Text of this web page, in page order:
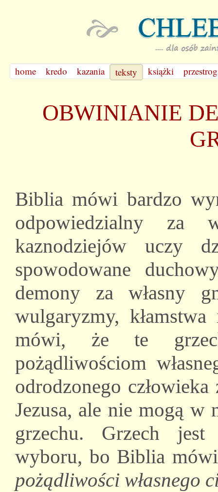
home kredo kazania teksty książki
OBWINIANIE
Biblia mówi bardzo
odpowiedzialny za
kaznodziejów uczy
spowodowane
demony za własny
wulgaryzmy,
mówi, że te
pożądliwościom
odrodzonego
Jezusa, ale nie mogą w
grzechu. Grzech jest
wyboru, bo Biblia
pożądliwości własnego